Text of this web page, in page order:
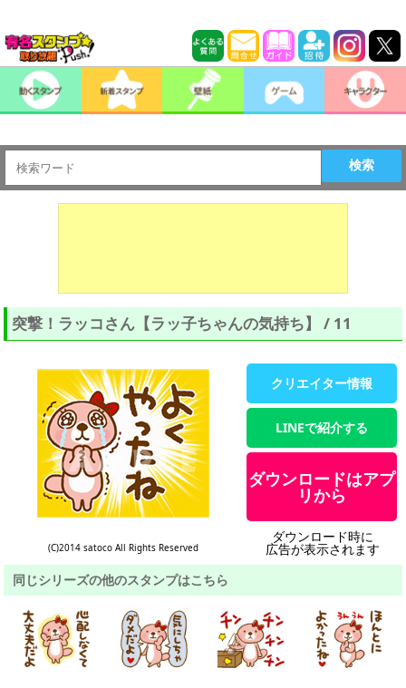
検索
突撃！ラッコさん【ラッ子ちゃんの気持ち】 / 11
(C)2014 satoco All Rights Reserved
クリエイター情報
LINEで紹介する
ダウンロードはアプ
リから
ダウンロード時に
広告が表示されます
同じシリーズの他のスタンプはこちら